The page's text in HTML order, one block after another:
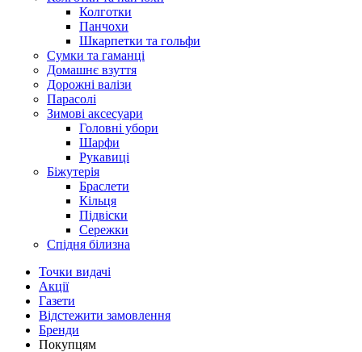
Колготки
Панчохи
Шкарпетки та гольфи
Сумки та гаманці
Домашнє взуття
Дорожні валізи
Парасолі
Зимові аксесуари
Головні убори
Шарфи
Рукавиці
Біжутерія
Браслети
Кільця
Підвіски
Сережки
Спідня білизна
Точки видачi
Акції
Газети
Відстежити замовлення
Бренди
Покупцям